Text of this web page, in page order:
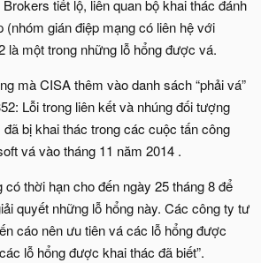
tiết lộ, liên quan bộ khai thác đánh
(nhóm gián điệp mạng có liên hệ với
là một trong những lỗ hổng được vá.
mà CISA thêm vào danh sách “phải vá”
Lỗi trong liên kết và nhúng đối tượng
bị khai thác trong các cuộc tấn công
vá vào tháng 11 năm 2014 .
thời hạn cho đến ngày 25 tháng 8 để
quyết những lỗ hổng này. Các công ty tư
cáo nên ưu tiên vá các lỗ hổng được
lỗ hổng được khai thác đã biết”.